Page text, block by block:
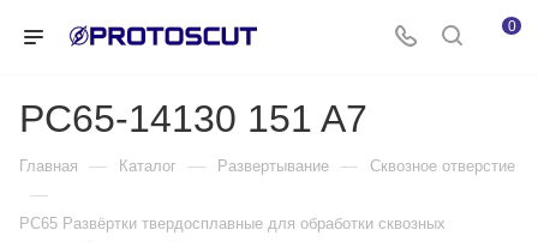
0
PC65-14130 151 A7
Главная — Каталог — Развертывание — Сквозное отверстие
—
PC65 Развёртки твердосплавные для обработки сквозных